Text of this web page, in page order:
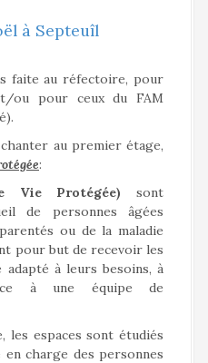
à Septeuîl
faite au réfectoire, pour
ou pour ceux du FAM
au premier étage,
:
Vie Protégée) sont
de personnes âgées
ou de la maladie
pour but de recevoir les
adapté à leurs besoins, à
à une équipe de
les espaces sont étudiés
charge des personnes